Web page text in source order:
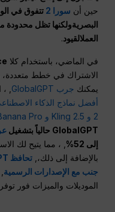
حين أن سورا 2 تتفوق في
البصريةولكنها تظل
العملالقيود.
في الماضي، باستخدام كلا
الاشتراك في خطط متعددة،
يمكنك جرب GlobalGPT ,
2 و Kling 2.5 و Nano Banana Pro
GlobalGPT حالياً بتشغيل
إلى 52%
, ، مما يتيح لك
بالإضافة إلى ذلك،,
جنب مع الإصدارات الرسمية
الموديلات والميزات فور